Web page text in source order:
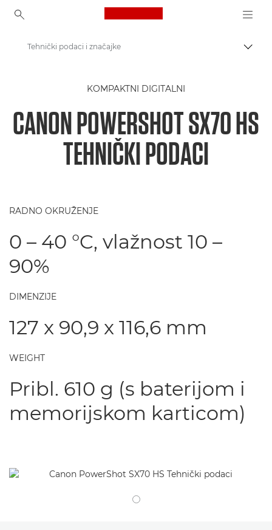
Canon Logo, back to
Digitalni fotoaparati
Fotoaparat PowerShot SX70 HS
Tehnički podaci i značajke
KOMPAKTNI DIGITALNI
CANON POWERSHOT SX70 HS
TEHNIČKI PODACI
RADNO OKRUŽENJE
0 – 40 °C, vlažnost 10 –
90%
DIMENZIJE
127 x 90,9 x 116,6 mm
WEIGHT
Pribl. 610 g (s baterijom i
memorijskom karticom)